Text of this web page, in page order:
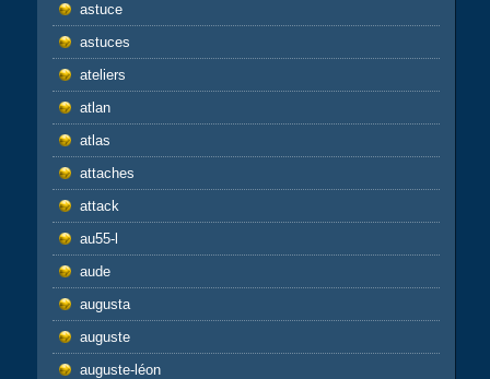
astuce
astuces
ateliers
atlan
atlas
attaches
attack
au55-l
aude
augusta
auguste
auguste-léon